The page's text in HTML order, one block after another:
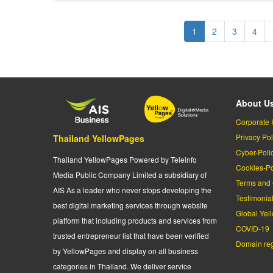
Current
page
1 Page
2 Page
3 Page
4
Thailand YellowPages
Thailand YellowPages Powered by Teleinfo
Media Public Company Limited a subsidiary of
AIS As a leader who never stops developing the
best digital marketing services through website
platform that including products and services from
trusted entrepreneur list that have been verified
by YellowPages and display on all business
categories in Thailand. We deliver service
About
Corporate
Privacy
Cyber-
Cookies-
Terms
Testimonial
Global
COVID-19
Domain